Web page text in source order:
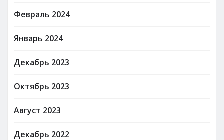
Февраль 2024
Январь 2024
Декабрь 2023
Октябрь 2023
Август 2023
Декабрь 2022